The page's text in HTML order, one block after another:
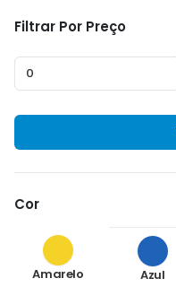
Filtrar Por Preço
Preço
Preço
Cor
Amarelo Azul